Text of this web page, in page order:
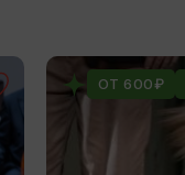
ОТ 600₽